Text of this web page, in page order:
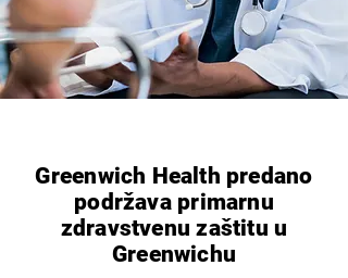
Greenwich Health predano
podržava primarnu
zdravstvenu zaštitu u
Greenwichu